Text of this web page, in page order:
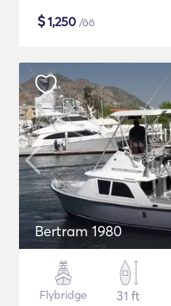
$1,250 /öö
Bertram 1980
Flybridge
31 ft